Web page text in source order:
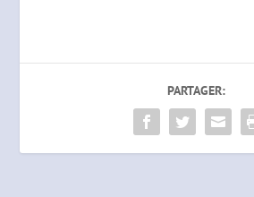
PARTAGER: